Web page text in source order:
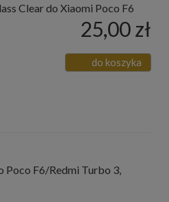
Clear do Xiaomi Poco F6
25,00 zł
do koszyka
Poco F6/Redmi Turbo 3,